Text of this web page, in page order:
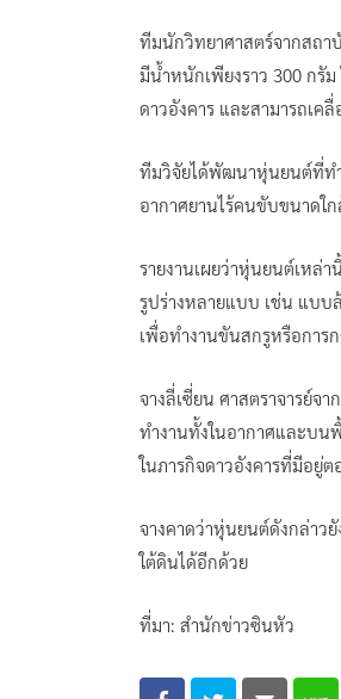
ทีมนักวิทยาศาสตร์จากสถ
มีน้ำหนักเพียงราว 300 กรั
ดาวอังคาร และสามารถเ
ทีมวิจัยได้พัฒนาหุ่นยนต์ที่ท
อากาศยานไร้คนขับขนาดใ
รายงานเผยว่าหุ่นยนต์เหล่า
รูปร่างหลายแบบ เช่น แบบ
เพื่อทำงานขันสกรูหรือการ
จางลี่เซี่ยน ศาสตราจารย์
ทำงานทั้งในอากาศและบ
ในภารกิจดาวอังคารที่มีอยู่
จางคาดว่าหุ่นยนต์ดังกล่าว
ใต้ดินได้อีกด้วย
ที่มา: สำนักข่าวซินหัว